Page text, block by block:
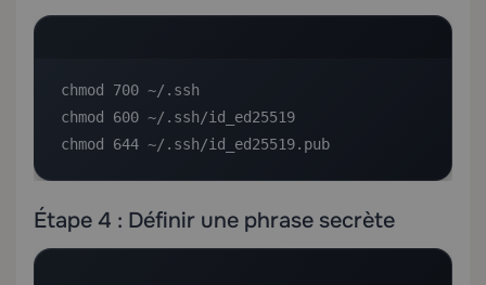
chmod 700 ~/.ssh
chmod 600 ~/.ssh/id_ed25519
chmod 644 ~/.ssh/id_ed25519.pub
Étape 4 : Définir une phrase secrète